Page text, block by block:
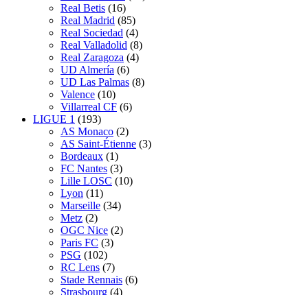
Real Betis (16)
Real Madrid (85)
Real Sociedad (4)
Real Valladolid (8)
Real Zaragoza (4)
UD Almería (6)
UD Las Palmas (8)
Valence (10)
Villarreal CF (6)
LIGUE 1 (193)
AS Monaco (2)
AS Saint-Étienne (3)
Bordeaux (1)
FC Nantes (3)
Lille LOSC (10)
Lyon (11)
Marseille (34)
Metz (2)
OGC Nice (2)
Paris FC (3)
PSG (102)
RC Lens (7)
Stade Rennais (6)
Strasbourg (4)